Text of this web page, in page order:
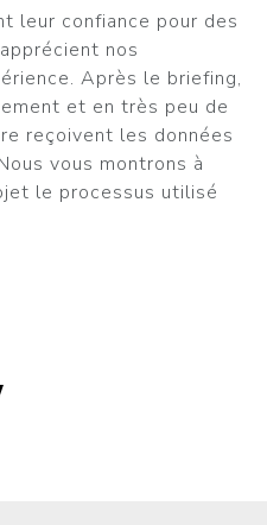
leur confiance pour des
nos
Après le briefing,
et en très peu de
reçoivent les données
vous montrons à
le processus utilisé